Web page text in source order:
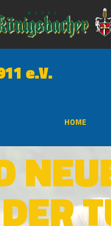
e.V.
HOME